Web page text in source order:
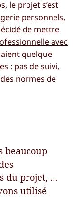
le projet s’est
personnels,
de mettre
avec
quelque
: pas de suivi,
normes de
beaucoup
du projet, …
utilisé